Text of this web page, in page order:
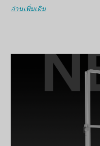
อ่านเพิ่มเติม